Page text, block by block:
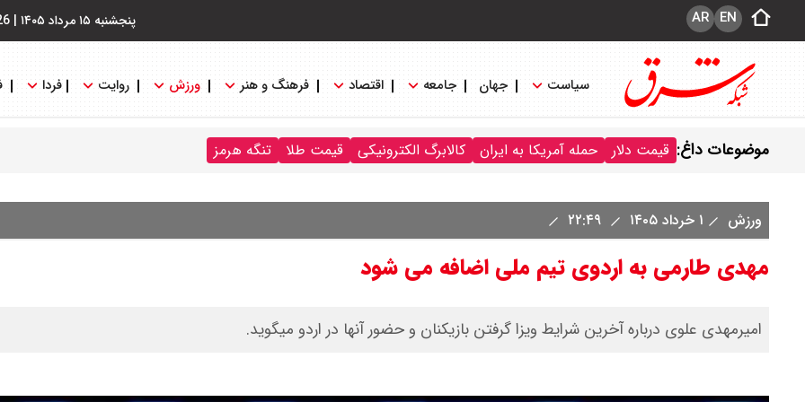
پنجشنبه ۱۵ مرداد ۱۴۰۵ | EN
AR
سیاست جهان جامعه اقتصاد فرهنگ و هنر ورزش روایت فردا
موضوعات داغ: قیمت دلار حمله آمریکا به ایران کالابرگ الکترونیکی قیمت طلا تنگه هرمز
ورزش ۱ خرداد ۱۴۰۵
مهدی طارمی به اردوی تیم ملی اضافه می شود
امیرمهدی علوی درباره آخرین شرایط ویزا گرفتن بازیکنان و حضور آنها در اردو میگوید.